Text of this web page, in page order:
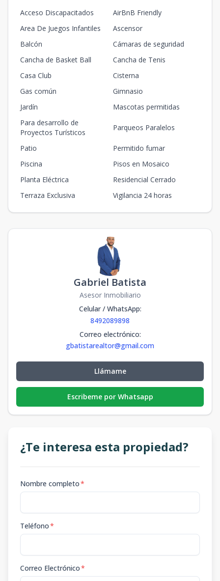
Acceso Discapacitados
AirBnB Friendly
Area De Juegos Infantiles
Ascensor
Balcón
Cámaras de seguridad
Cancha de Basket Ball
Cancha de Tenis
Casa Club
Cisterna
Gas común
Gimnasio
Jardín
Mascotas permitidas
Para desarrollo de
Proyectos Turísticos
Parqueos Paralelos
Patio
Permitido fumar
Piscina
Pisos en Mosaico
Planta Eléctrica
Residencial Cerrado
Terraza Exclusiva
Vigilancia 24 horas
Gabriel Batista
Asesor Inmobiliario
Celular / WhatsApp:
8492089898
Correo electrónico:
gbatistarealtor@gmail.com
Llámame
Escribeme por Whatsapp
¿Te interesa esta propiedad?
Nombre completo*
Teléfono*
Correo Electrónico*